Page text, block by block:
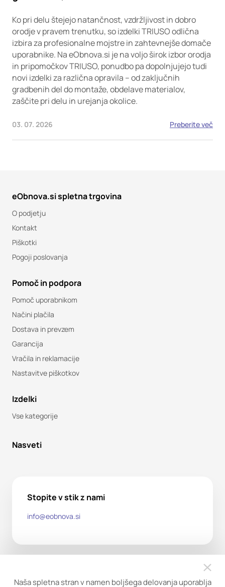
Ko pri delu štejejo natančnost, vzdržljivost in dobro
orodje v pravem trenutku, so izdelki TRIUSO odlična
izbira za profesionalne mojstre in zahtevnejše domače
uporabnike. Na eObnova.si je na voljo širok izbor orodja
in pripomočkov TRIUSO, ponudbo pa dopolnjujejo tudi
novi izdelki za različna opravila – od zaključnih
gradbenih del do montaže, obdelave materialov,
zaščite pri delu in urejanja okolice.
03. 07. 2026 Preberite več
eObnova.si spletna trgovina
O podjetju
Kontakt
Piškotki
Pogoji poslovanja
Pomoč in podpora
Pomoč uporabnikom
Načini plačila
Dostava in prevzem
Garancija
Vračila in reklamacije
Nastavitve piškotkov
Izdelki
Vse kategorije
Nasveti
Stopite v stik z nami
info@eobnova.si
Naša spletna stran v namen boljšega delovanja uporablja